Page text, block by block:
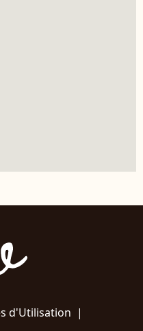
d'Utilisation |